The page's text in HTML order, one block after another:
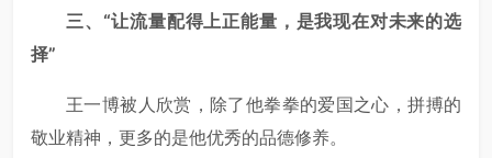
三、“让流量配得上正能量，是我现在对未来的选
择”
王一博被人欣赏，除了他拳拳的爱国之心，拼搏的
敬业精神，更多的是他优秀的品德修养。